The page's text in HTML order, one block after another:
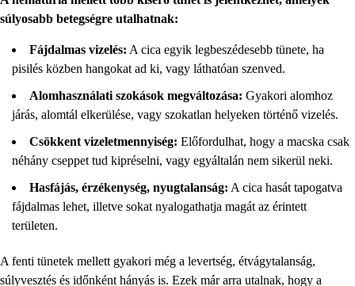
súlyosabb betegségre utalhatnak:
Fájdalmas vizelés: A cica egyik legbeszédesebb tünete, ha
pisilés közben hangokat ad ki, vagy láthatóan szenved.
Alomhasználati szokások megváltozása: Gyakori alomhoz
járás, alomtál elkerülése, vagy szokatlan helyeken történő vizelés.
Csökkent vizeletmennyiség: Előfordulhat, hogy a macska csak
néhány cseppet tud kipréselni, vagy egyáltalán nem sikerül neki.
Hasfájás, érzékenység, nyugtalanság: A cica hasát tapogatva
fájdalmas lehet, illetve sokat nyalogathatja magát az érintett
területen.
A fenti tünetek mellett gyakori még a levertség, étvágytalanság,
súlyvesztés és időnként hányás is. Ezek már arra utalnak, hogy a